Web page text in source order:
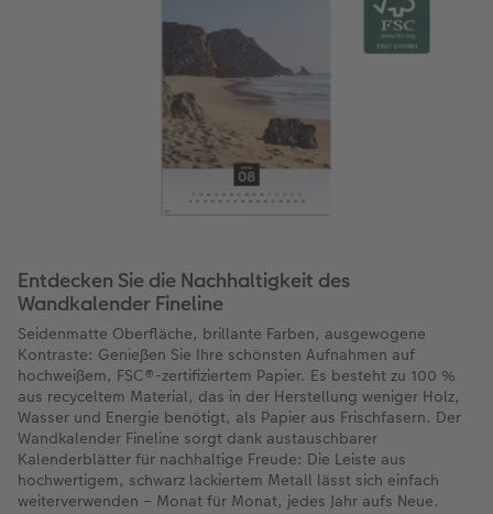
Entdecken Sie die Nachhaltigkeit des
Wandkalender Fineline
Seidenmatte Oberfläche, brillante Farben, ausgewogene
Kontraste: Genießen Sie Ihre schönsten Aufnahmen auf
hochweißem, FSC®-zertifiziertem Papier. Es besteht zu 100 %
aus recyceltem Material, das in der Herstellung weniger Holz,
Wasser und Energie benötigt, als Papier aus Frischfasern. Der
Wandkalender Fineline sorgt dank austauschbarer
Kalenderblätter für nachhaltige Freude: Die Leiste aus
hochwertigem, schwarz lackiertem Metall lässt sich einfach
weiterverwenden – Monat für Monat, jedes Jahr aufs Neue.